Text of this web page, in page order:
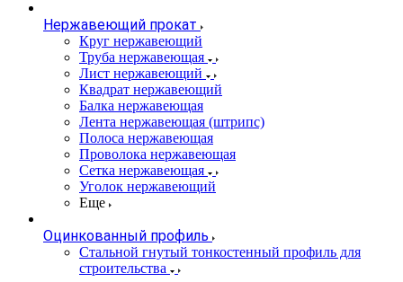
Нержавеющий прокат
Круг нержавеющий
Труба нержавеющая
Лист нержавеющий
Квадрат нержавеющий
Балка нержавеющая
Лента нержавеющая (штрипс)
Полоса нержавеющая
Проволока нержавеющая
Сетка нержавеющая
Уголок нержавеющий
Еще
Оцинкованный профиль
Стальной гнутый тонкостенный профиль для
строительства